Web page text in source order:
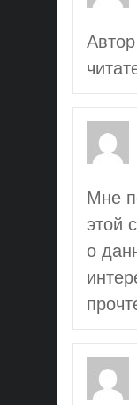
Мне
этой
о